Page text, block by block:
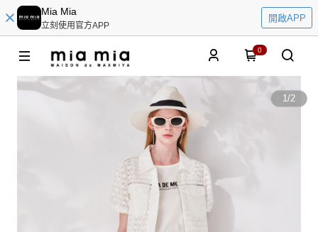
Mia Mia
立刻使用官方APP
開啟APP
0
1/2